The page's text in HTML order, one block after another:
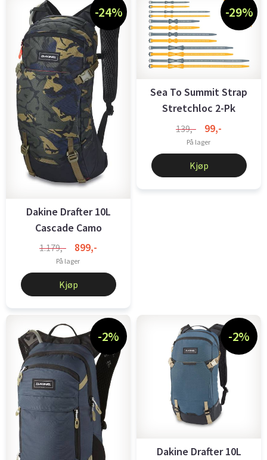
-24%
Dakine Drafter 10L
Cascade Camo
1.179,- 899,-
På lager
Kjøp
-29%
Sea To Summit Strap
Stretchloc 2-Pk
Yellow 20 x ...
139,- 99,-
På lager
Kjøp
-2% -2%
Dakine Drafter 10L